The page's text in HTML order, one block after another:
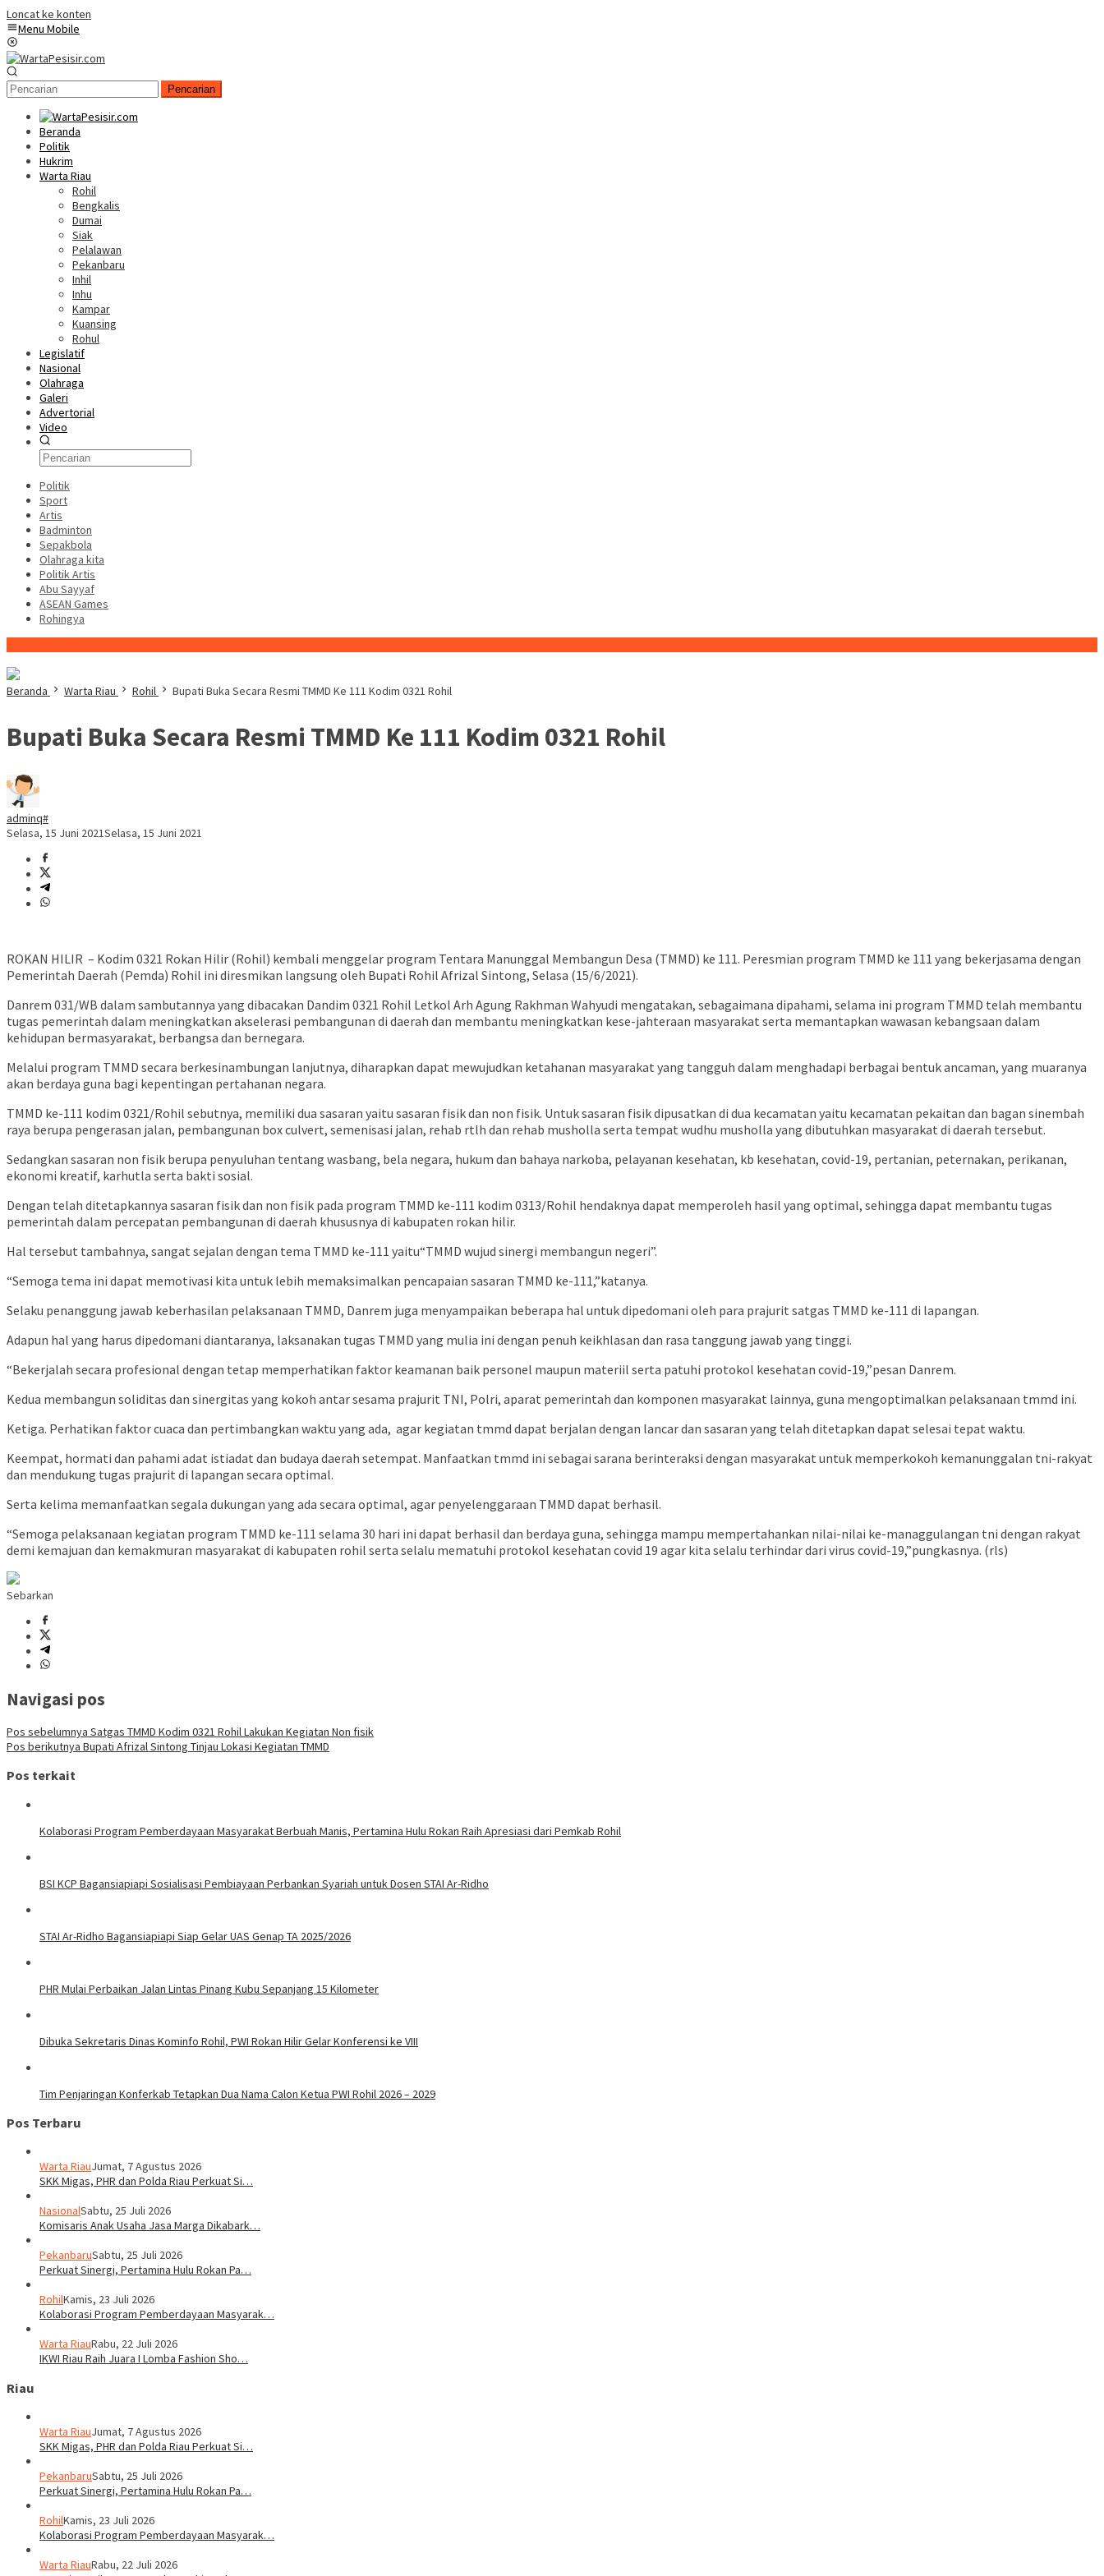
Loncat ke konten
Menu Mobile
Pencarian
Beranda
Politik
Hukrim
Warta Riau
Rohil
Bengkalis
Dumai
Siak
Pelalawan
Pekanbaru
Inhil
Inhu
Kampar
Kuansing
Rohul
Legislatif
Nasional
Olahraga
Galeri
Advertorial
Video
Politik
Sport
Artis
Badminton
Sepakbola
Olahraga kita
Politik Artis
Abu Sayyaf
ASEAN Games
Rohingya
Beranda Warta Riau Rohil Bupati Buka Secara Resmi TMMD Ke 111 Kodim 0321 Rohil
Bupati Buka Secara Resmi TMMD Ke 111 Kodim 0321 Rohil
adminq#
Selasa, 15 Juni 2021Selasa, 15 Juni 2021
ROKAN HILIR – Kodim 0321 Rokan Hilir (Rohil) kembali menggelar program Tentara Manunggal Membangun Desa (TMMD) ke 111. Peresmian program TMMD ke 111 yang bekerjasama dengan
Pemerintah Daerah (Pemda) Rohil ini diresmikan langsung oleh Bupati Rohil Afrizal Sintong, Selasa (15/6/2021).
Danrem 031/WB dalam sambutannya yang dibacakan Dandim 0321 Rohil Letkol Arh Agung Rakhman Wahyudi mengatakan, sebagaimana dipahami, selama ini program TMMD telah membantu
tugas pemerintah dalam meningkatkan akselerasi pembangunan di daerah dan membantu meningkatkan kese-jahteraan masyarakat serta memantapkan wawasan kebangsaan dalam
kehidupan bermasyarakat, berbangsa dan bernegara.
Melalui program TMMD secara berkesinambungan lanjutnya, diharapkan dapat mewujudkan ketahanan masyarakat yang tangguh dalam menghadapi berbagai bentuk ancaman, yang muaranya
akan berdaya guna bagi kepentingan pertahanan negara.
TMMD ke-111 kodim 0321/Rohil sebutnya, memiliki dua sasaran yaitu sasaran fisik dan non fisik. Untuk sasaran fisik dipusatkan di dua kecamatan yaitu kecamatan pekaitan dan bagan sinembah
raya berupa pengerasan jalan, pembangunan box culvert, semenisasi jalan, rehab rtlh dan rehab musholla serta tempat wudhu musholla yang dibutuhkan masyarakat di daerah tersebut.
Sedangkan sasaran non fisik berupa penyuluhan tentang wasbang, bela negara, hukum dan bahaya narkoba, pelayanan kesehatan, kb kesehatan, covid-19, pertanian, peternakan, perikanan,
ekonomi kreatif, karhutla serta bakti sosial.
Dengan telah ditetapkannya sasaran fisik dan non fisik pada program TMMD ke-111 kodim 0313/Rohil hendaknya dapat memperoleh hasil yang optimal, sehingga dapat membantu tugas
pemerintah dalam percepatan pembangunan di daerah khususnya di kabupaten rokan hilir.
Hal tersebut tambahnya, sangat sejalan dengan tema TMMD ke-111 yaitu“TMMD wujud sinergi membangun negeri”.
“Semoga tema ini dapat memotivasi kita untuk lebih memaksimalkan pencapaian sasaran TMMD ke-111,”katanya.
Selaku penanggung jawab keberhasilan pelaksanaan TMMD, Danrem juga menyampaikan beberapa hal untuk dipedomani oleh para prajurit satgas TMMD ke-111 di lapangan.
Adapun hal yang harus dipedomani diantaranya, laksanakan tugas TMMD yang mulia ini dengan penuh keikhlasan dan rasa tanggung jawab yang tinggi.
“Bekerjalah secara profesional dengan tetap memperhatikan faktor keamanan baik personel maupun materiil serta patuhi protokol kesehatan covid-19,”pesan Danrem.
Kedua membangun soliditas dan sinergitas yang kokoh antar sesama prajurit TNI, Polri, aparat pemerintah dan komponen masyarakat lainnya, guna mengoptimalkan pelaksanaan tmmd ini.
Ketiga. Perhatikan faktor cuaca dan pertimbangkan waktu yang ada, agar kegiatan tmmd dapat berjalan dengan lancar dan sasaran yang telah ditetapkan dapat selesai tepat waktu.
Keempat, hormati dan pahami adat istiadat dan budaya daerah setempat. Manfaatkan tmmd ini sebagai sarana berinteraksi dengan masyarakat untuk memperkokoh kemanunggalan tni-rakyat
dan mendukung tugas prajurit di lapangan secara optimal.
Serta kelima memanfaatkan segala dukungan yang ada secara optimal, agar penyelenggaraan TMMD dapat berhasil.
“Semoga pelaksanaan kegiatan program TMMD ke-111 selama 30 hari ini dapat berhasil dan berdaya guna, sehingga mampu mempertahankan nilai-nilai ke-managgulangan tni dengan rakyat
demi kemajuan dan kemakmuran masyarakat di kabupaten rohil serta selalu mematuhi protokol kesehatan covid 19 agar kita selalu terhindar dari virus covid-19,”pungkasnya. (rls)
Sebarkan
Navigasi pos
Pos sebelumnya Satgas TMMD Kodim 0321 Rohil Lakukan Kegiatan Non fisik
Pos berikutnya Bupati Afrizal Sintong Tinjau Lokasi Kegiatan TMMD
Pos terkait
Kolaborasi Program Pemberdayaan Masyarakat Berbuah Manis, Pertamina Hulu Rokan Raih Apresiasi dari Pemkab Rohil
BSI KCP Bagansiapiapi Sosialisasi Pembiayaan Perbankan Syariah untuk Dosen STAI Ar-Ridho
STAI Ar-Ridho Bagansiapiapi Siap Gelar UAS Genap TA 2025/2026
PHR Mulai Perbaikan Jalan Lintas Pinang Kubu Sepanjang 15 Kilometer
Dibuka Sekretaris Dinas Kominfo Rohil, PWI Rokan Hilir Gelar Konferensi ke VIII
Tim Penjaringan Konferkab Tetapkan Dua Nama Calon Ketua PWI Rohil 2026 – 2029
Pos Terbaru
Warta RiauJumat, 7 Agustus 2026
SKK Migas, PHR dan Polda Riau Perkuat Si…
NasionalSabtu, 25 Juli 2026
Komisaris Anak Usaha Jasa Marga Dikabark…
PekanbaruSabtu, 25 Juli 2026
Perkuat Sinergi, Pertamina Hulu Rokan Pa…
RohilKamis, 23 Juli 2026
Kolaborasi Program Pemberdayaan Masyarak…
Warta RiauRabu, 22 Juli 2026
IKWI Riau Raih Juara I Lomba Fashion Sho…
Riau
Warta RiauJumat, 7 Agustus 2026
SKK Migas, PHR dan Polda Riau Perkuat Si…
PekanbaruSabtu, 25 Juli 2026
Perkuat Sinergi, Pertamina Hulu Rokan Pa…
RohilKamis, 23 Juli 2026
Kolaborasi Program Pemberdayaan Masyarak…
Warta RiauRabu, 22 Juli 2026